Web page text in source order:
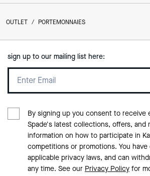
OUTLET / PORTEMONNAIES
sign up to our mailing list here:
By signing up you consent to receive
Spade's latest collections, offers, and
information on how to participate in
competitions or promotions. You
applicable privacy laws, and can
any time. See our Privacy Policyfor